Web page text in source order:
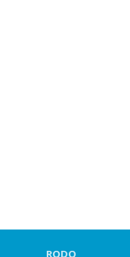
RODO